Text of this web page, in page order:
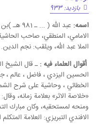
بازدید: 933
اسمه:
عبد الله
الامامي، المنطقي، صاحب
الملا عبد الله، ويلقب: نجم الدين.
أقوال العلماء فيه : ـ قال الشيخ
الحسين اليزدي ، فاضل ، عالم ،
الخطائي ، وحاشية على شرح
«خلاصة الاثر» بعلامة زمانه،
ومنحه لمستحقيه، وكان مبارك
الافندي التبريزي: العلامة